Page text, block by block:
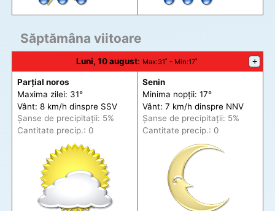
Săptămâna viitoare
Luni, 10 august: Max:31˚ - Min:17˚ +
Parțial noros
Maxima zilei: 31°
Vânt: 8 km/h dinspre SSV
Șanse de precipitații: 5%
Cantitate precip.: 0
Senin
Minima nopții: 17°
Vânt: 7 km/h dinspre NNV
Șanse de precipitații: 5%
Cantitate precip.: 0